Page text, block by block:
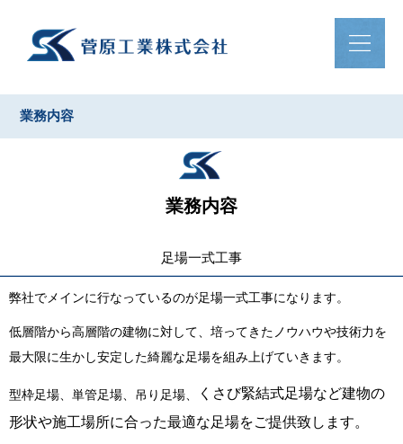
業務内容
業務内容
足場一式工事
弊社でメインに行なっているのが足場一式工事になります。
低層階から高層階の建物に対して、培ってきたノウハウや技術力を
最大限に生かし安定した綺麗な足場を組み上げていきます。
型枠足場、単管足場、吊り足場、
くさび緊結式足場など建物の
形状や施工場所に合った最適な足場をご提供致します。